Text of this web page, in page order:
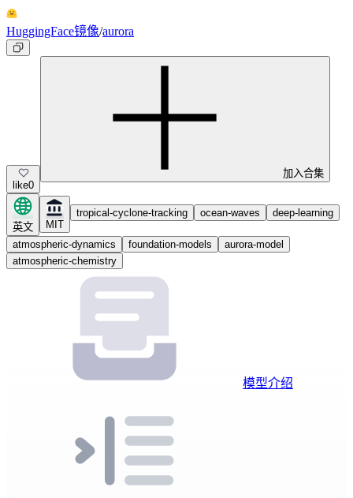
HuggingFace镜像/aurora
like0
加入合集
英文 MIT
tropical-cyclone-tracking ocean-waves deep-learning
atmospheric-dynamics foundation-models
aurora-model
atmospheric-chemistry
模型介绍